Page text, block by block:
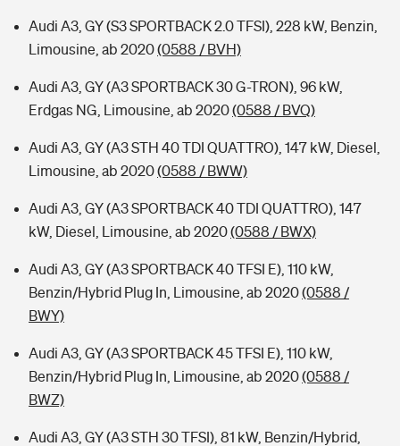
Audi A3, GY (S3 SPORTBACK 2.0 TFSI), 228 kW, Benzin,
Limousine, ab 2020(0588 / BVH)
Audi A3, GY (A3 SPORTBACK 30 G-TRON), 96 kW,
Erdgas NG, Limousine, ab 2020(0588 / BVQ)
Audi A3, GY (A3 STH 40 TDI QUATTRO), 147 kW, Diesel,
Limousine, ab 2020(0588 / BWW)
Audi A3, GY (A3 SPORTBACK 40 TDI QUATTRO), 147
kW, Diesel, Limousine, ab 2020(0588 / BWX)
Audi A3, GY (A3 SPORTBACK 40 TFSI E), 110 kW,
Benzin/Hybrid Plug In, Limousine, ab 2020(0588 /
BWY)
Audi A3, GY (A3 SPORTBACK 45 TFSI E), 110 kW,
Benzin/Hybrid Plug In, Limousine, ab 2020(0588 /
BWZ)
Audi A3, GY (A3 STH 30 TFSI), 81 kW, Benzin/Hybrid,